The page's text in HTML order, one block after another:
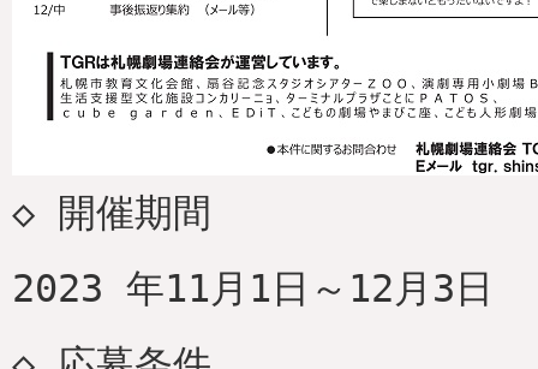
◇ 開催期間
2023 年11月1日～12月3日